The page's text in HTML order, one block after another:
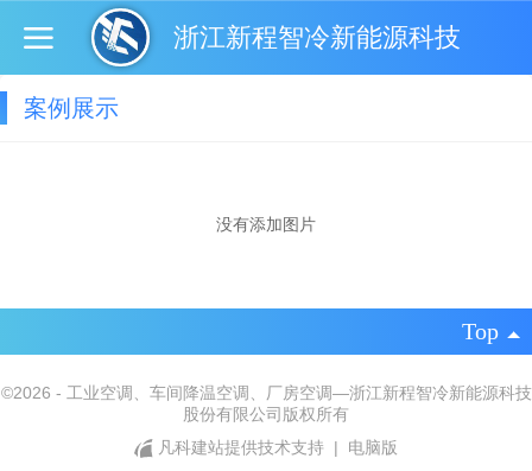
浙江新程智冷新能源科技
案例展示
没有添加图片
Top
©2026 - 工业空调、车间降温空调、厂房空调—浙江新程智冷新能源科技
股份有限公司版权所有
凡科建站提供技术支持
| 电脑版